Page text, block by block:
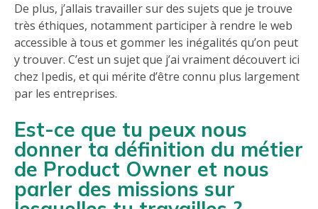
De plus, j’allais travailler sur des sujets que je trouve
très éthiques, notamment participer à rendre le web
accessible à tous et gommer les inégalités qu’on peut
y trouver. C’est un sujet que j’ai vraiment découvert ici
chez Ipedis, et qui mérite d’être connu plus largement
par les entreprises.
Est-ce que tu peux nous
donner ta définition du métier
de Product Owner et nous
parler des missions sur